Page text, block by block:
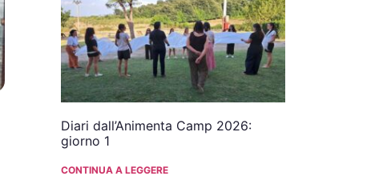
Diari dall’Animenta Camp 2026:
giorno 1
CONTINUA A LEGGERE